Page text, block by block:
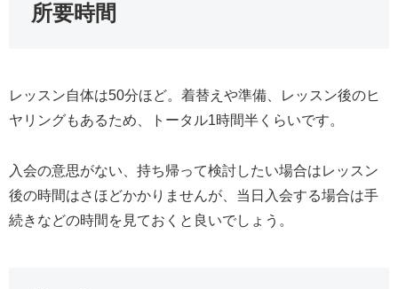
所要時間
レッスン自体は50分ほど。着替えや準備、レッスン後のヒ
ヤリングもあるため、トータル1時間半くらいです。
入会の意思がない、持ち帰って検討したい場合はレッスン
後の時間はさほどかかりませんが、当日入会する場合は手
続きなどの時間を見ておくと良いでしょう。